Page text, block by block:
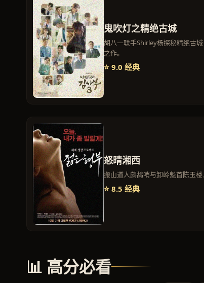
鬼吹灯之精绝古城
胡八一联手Shirley杨探秘精绝古
之作。
⭐ 9.0 经典
怒晴湘西
搬山道人鹧鸪哨与卸岭魁首陈玉
⭐ 8.5 经典
📊 高分必看